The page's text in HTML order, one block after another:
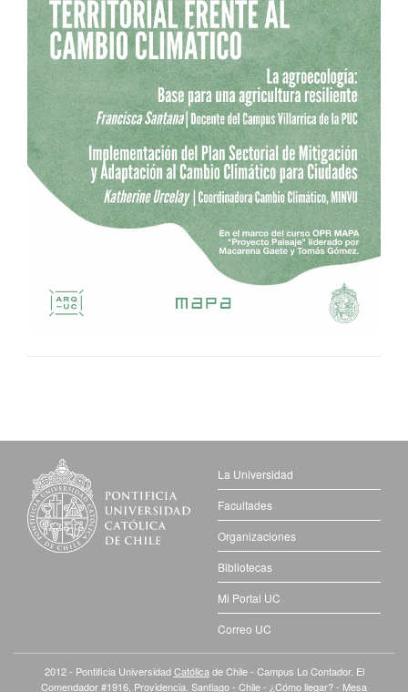
La Universidad
Facultades
Organizaciones
Bibliotecas
Mi Portal UC
Correo UC
2012 - Pontificia UniversidadCatólica de Chile - Campus Lo Contador. El
Comendador #1916, Providencia. Santiago - Chile - ¿Cómo llegar?- Mesa